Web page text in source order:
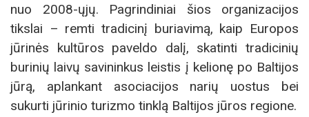
nuo 2008-ųjų. Pagrindiniai šios organizacijos
tikslai – remti tradicinį buriavimą, kaip Europos
jūrinės kultūros paveldo dalį, skatinti tradicinių
burinių laivų savininkus leistis į kelionę po Baltijos
jūrą, aplankant asociacijos narių uostus bei
sukurti jūrinio turizmo tinklą Baltijos jūros regione.